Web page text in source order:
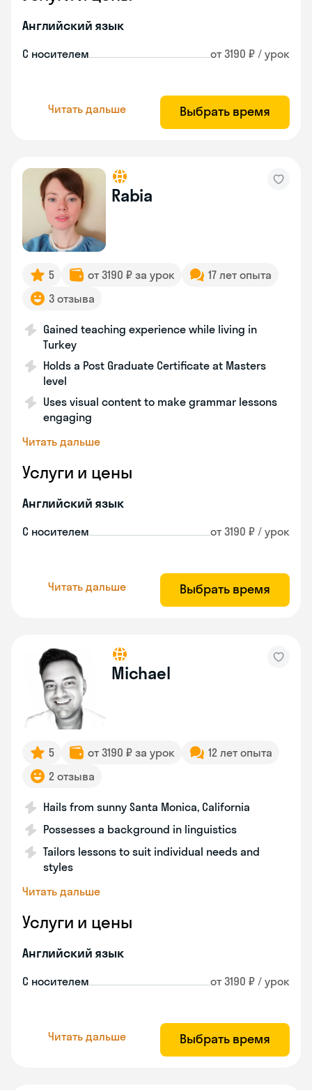
Английский язык
С носителем от 3190 ₽ / урок
Читать дальше Выбрать время
Rabia
5 от 3190 ₽ за урок
17 лет опыта
3 отзыва
Gained teaching experience while living in
Turkey
Holds a Post Graduate Certificate at Masters
level
Uses visual content to make grammar lessons
engaging
Читать дальше
Услуги и цены
Английский язык
С носителем от 3190 ₽ / урок
Читать дальше Выбрать время
Michael
5 от 3190 ₽ за урок
12 лет опыта
2 отзыва
Hails from sunny Santa Monica, California
Possesses a background in linguistics
Tailors lessons to suit individual needs and
styles
Читать дальше
Услуги и цены
Английский язык
С носителем от 3190 ₽ / урок
Читать дальше Выбрать время